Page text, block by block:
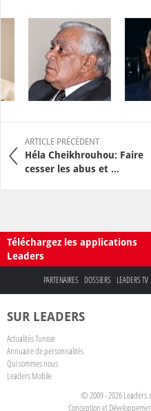
ARTICLE PRÉCÉDENT
Héla Cheikhrouhou: Faire
cesser les abus et ...
Téléchargez les applications
Leaders
PARTENAIRES DOSSIERS LEADERS TV
SUR LEADERS
Actualités Tunisie
Annuaire de personnalités
Qui sommes nous
Leaders Mobile
© 2009 - 2026
Conception et